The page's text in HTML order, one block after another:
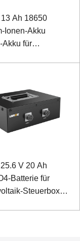
Ah 18650
Ionen-Akku
Akku für
V 20 Ah
Batterie für
Steuerbox